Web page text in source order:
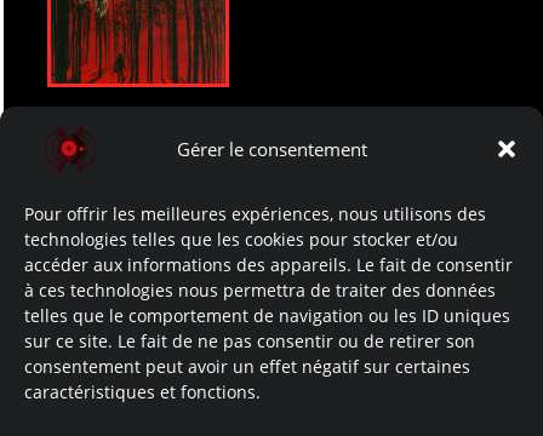
Gérer le consentement
Pour offrir les meilleures expériences, nous utilisons des
technologies telles que les cookies pour stocker et/ou
accéder aux informations des appareils. Le fait de consentir
à ces technologies nous permettra de traiter des données
telles que le comportement de navigation ou les ID uniques
sur ce site. Le fait de ne pas consentir ou de retirer son
consentement peut avoir un effet négatif sur certaines
caractéristiques et fonctions.
- Resident Evil 4 (2005) -
- 01/12/2005 -
- Biohazard 4 (2005) -